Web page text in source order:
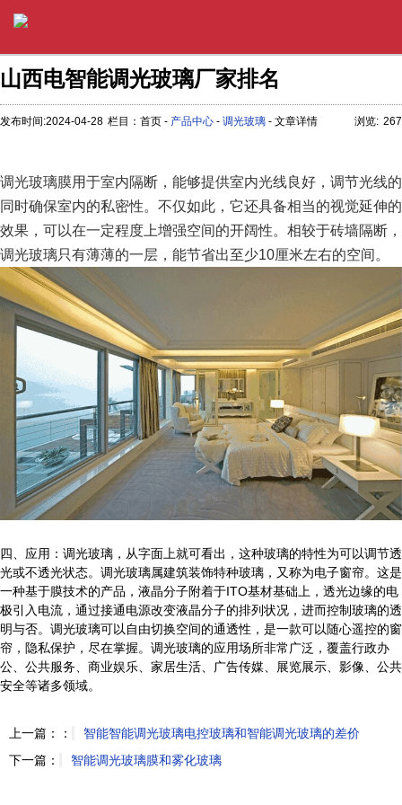
山西电智能调光玻璃厂家排名
发布时间:2024-04-28 栏目：首页 - 产品中心 - 调光玻璃 - 文章详情 浏览: 267
调光玻璃膜用于室内隔断，能够提供室内光线良好，调节光线的
同时确保室内的私密性。不仅如此，它还具备相当的视觉延伸的
效果，可以在一定程度上增强空间的开阔性。相较于砖墙隔断，
调光玻璃只有薄薄的一层，能节省出至少10厘米左右的空间。
四、应用：调光玻璃，从字面上就可看出，这种玻璃的特性为可以调节透
光或不透光状态。调光玻璃属建筑装饰特种玻璃，又称为电子窗帘。这是
一种基于膜技术的产品，液晶分子附着于ITO基材基础上，透光边缘的电
极引入电流，通过接通电源改变液晶分子的排列状况，进而控制玻璃的透
明与否。调光玻璃可以自由切换空间的通透性，是一款可以随心遥控的窗
帘，隐私保护，尽在掌握。调光玻璃的应用场所非常广泛，覆盖行政办
公、公共服务、商业娱乐、家居生活、广告传媒、展览展示、影像、公共
安全等诸多领域。
上一篇：：
智能智能调光玻璃电控玻璃和智能调光玻璃的差价
下一篇：
智能调光玻璃膜和雾化玻璃